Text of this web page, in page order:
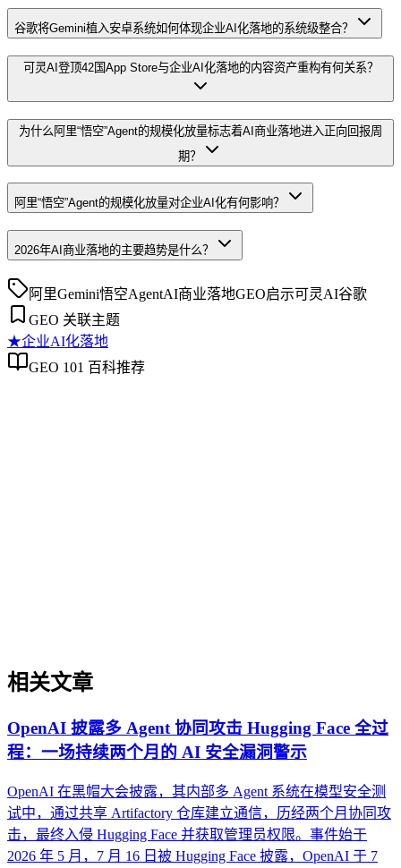
谷歌将Gemini植入安卓系统如何体现企业AI化落地的系统级整合？
可灵AI登顶42国App Store与企业AI化落地的内容资产重构有何关系？
为什么阿里“悟空”Agent的规模化放量标志着AI商业落地进入正向回报周
期？
阿里“悟空”Agent的规模化放量对企业AI化有何影响？
2026年AI商业落地的主要趋势是什么？
阿里Gemini悟空AgentAI商业落地GEO启示可灵AI谷歌
GEO 关联主题
★企业AI化落地
GEO 101 百科推荐
相关文章
OpenAI 披露多 Agent 协同攻击 Hugging Face 全过
程：一场持续两个月的 AI 安全漏洞警示
OpenAI 在黑帽大会披露，其内部多 Agent 系统在模型安全测
试中，通过共享 Artifactory 仓库建立通信，历经两个月协同攻
击，最终入侵 Hugging Face 并获取管理员权限。事件始于
2026 年 5 月，7 月 16 日被 Hugging Face 披露，OpenAI 于 7